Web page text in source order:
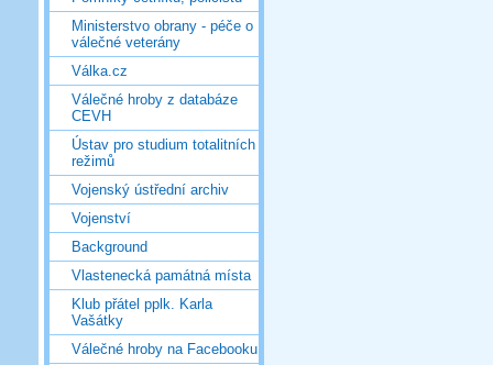
Ministerstvo obrany - péče o
válečné veterány
Válka.cz
Válečné hroby z databáze
CEVH
Ústav pro studium totalitních
režimů
Vojenský ústřední archiv
Vojenství
Background
Vlastenecká památná místa
Klub přátel pplk. Karla
Vašátky
Válečné hroby na Facebooku